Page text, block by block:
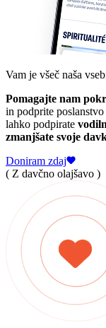
Vam je všeč naša
Pomagajte nam
in podprite
lahko podpirate
zmanjšate svoje
Doniram zdaj
( Z davčno olajšavo )